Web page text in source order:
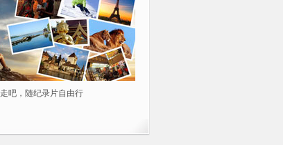
走吧，随纪录片自由行